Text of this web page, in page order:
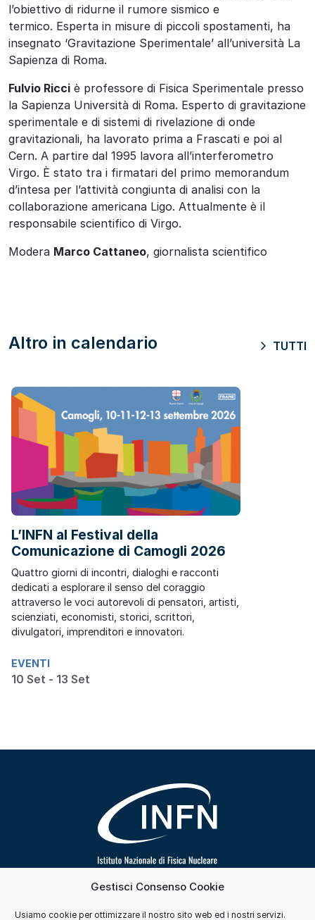
Gestisci Consenso Cookie
Usiamo cookie per ottimizzare il nostro sito web ed i nostri servizi.
l’obiettivo di ridurne il rumore sismico e
termico. Esperta in misure di piccoli spostamenti, ha
insegnato ‘Gravitazione Sperimentale’ all’università La
Sapienza di Roma.
Fulvio Ricci è professore di Fisica Sperimentale presso
la Sapienza Università di Roma. Esperto di gravitazione
sperimentale e di sistemi di rivelazione di onde
gravitazionali, ha lavorato prima a Frascati e poi al
Cern. A partire dal 1995 lavora all’interferometro
Virgo. È stato tra i firmatari del primo memorandum
d’intesa per l’attività congiunta di analisi con la
collaborazione americana Ligo. Attualmente è il
responsabile scientifico di Virgo.
Modera Marco Cattaneo, giornalista scientifico
Altro in calendario TUTTI
L’INFN al Festival della
Comunicazione di Camogli 2026
Quattro giorni di incontri, dialoghi e racconti
dedicati a esplorare il senso del coraggio
attraverso le voci autorevoli di pensatori, artisti,
scienziati, economisti, storici, scrittori,
divulgatori, imprenditori e innovatori.
EVENTI
10 Set - 13 Set
Segui INFN su